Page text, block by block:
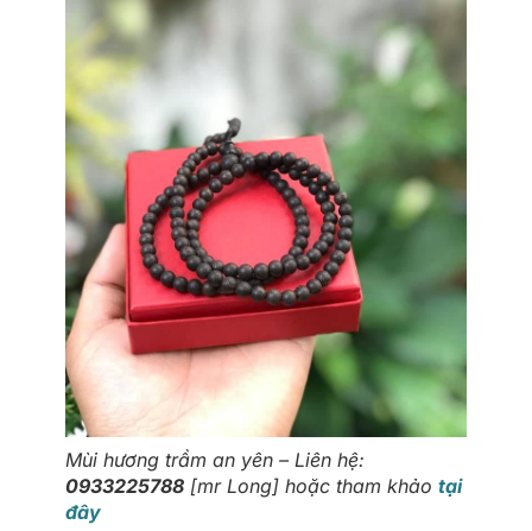
Mùi hương trầm an yên – Liên hệ:
0933225788 [mr Long] hoặc tham khảo tại
đây